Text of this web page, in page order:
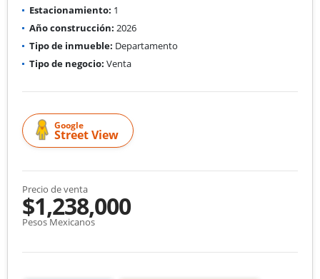
Estacionamiento: 1
Año construcción: 2026
Tipo de inmueble: Departamento
Tipo de negocio: Venta
Google
Street View
Precio de venta
$1,238,000
Pesos Mexicanos